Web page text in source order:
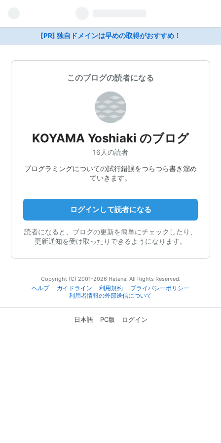
[PR] 独自ドメインは早めの取得がおすすめ！
このブログの読者になる
KOYAMA Yoshiaki のブログ
16人の読者
プログラミングについての試行錯誤をつらつら書き溜め
ていきます。
ログインして読者になる
読者になると、ブログの更新を簡単にチェックしたり、
更新通知を受け取ったりできるようになります。
Copyright (C) 2001-2026 Hatena. All Rights Reserved.
ヘルプ
ガイドライン 利用規約
プライバシーポリシー
利用者情報の外部送信について
日本語 PC版 ログイン